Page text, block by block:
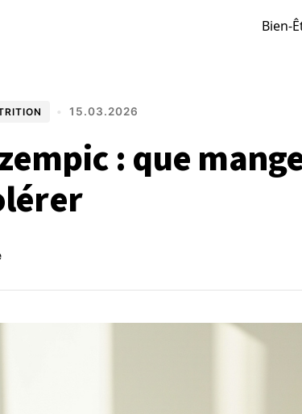
Bien-
• 15.03.2026
: que